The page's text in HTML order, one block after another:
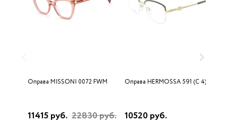
Оправа MISSONI 0072 FWM
11415 руб. 22830 руб.
Оправа HERMOSSA 591 (C 4)
10520 руб.